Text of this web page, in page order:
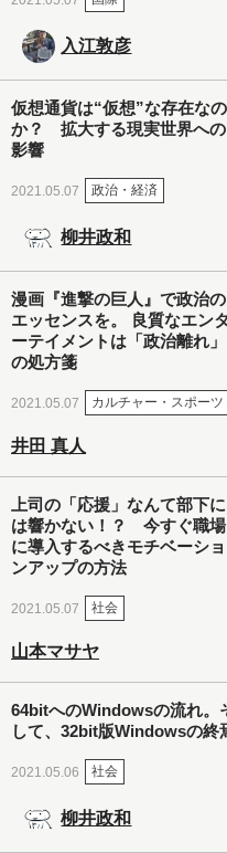
入江敦彦
仮想通貨は“仮想”な存在なの
か？ 拡大する現実世界への
影響
2021.05.07 政治・経済
柳井政和
漫画『進撃の巨人』で政治の
エッセンスを。 良質なエンタ
ーテイメントは「政治離れ」
の処方箋
2021.05.07 カルチャー・スポーツ
井田 真人
上司の「応援」なんて部下に
は響かない！？ 今すぐ職場
に導入するべきモチベーショ
ンアップの方法
2021.05.07 社会
山本マサヤ
64bitへのWindowsの流れ。
して、32bit版Windowsの終
2021.05.06 社会
柳井政和